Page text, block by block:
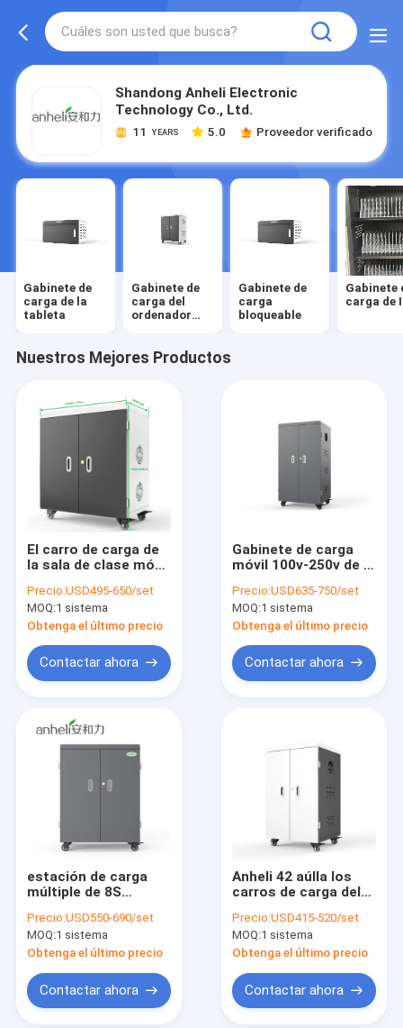
Shandong Anheli Electronic
Technology Co., Ltd.
11 YEARS 5.0 Proveedor verificado
Gabinete de
carga de la
tableta
Gabinete de
carga del
ordenador
Gabinete de
carga
bloqueable
Gabinete
carga de
Nuestros Mejores Productos
El carro de carga de
la sala de clase móvil
galvanizó
Precio:USD495-650/set
MOQ:1 sistema
Obtenga el último precio
Contactar ahora
Gabinete de carga
móvil 100v-250v de la
aeropuertos 1320m
m
Precio:USD635-750/set
MOQ:1 sistema
Obtenga el último precio
Contactar ahora
estación de carga
múltiple de 8S
1105M M bloqueable
Precio:USD550-690/set
MOQ:1 sistema
Obtenga el último precio
Contactar ahora
Anheli 42 aúlla los
carros de carga del
Chromebook para el
IOS de Android de las
tabletas
Precio:USD415-520/set
MOQ:1 sistema
Obtenga el último precio
Contactar ahora